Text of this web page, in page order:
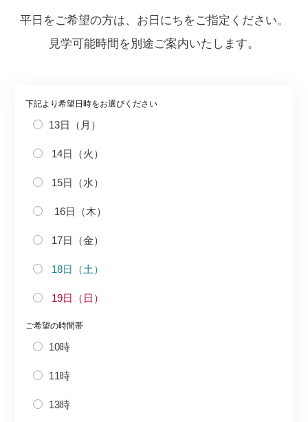
平日をご希望の方は、お日にちをご指定ください。
見学可能時間を別途ご案内いたします。
下記より希望日時をお選びください
13日（月）
14日（火）
15日（水）
16日（木）
17日（金）
18日（土）
19日（日）
ご希望の時間帯
10時
11時
13時